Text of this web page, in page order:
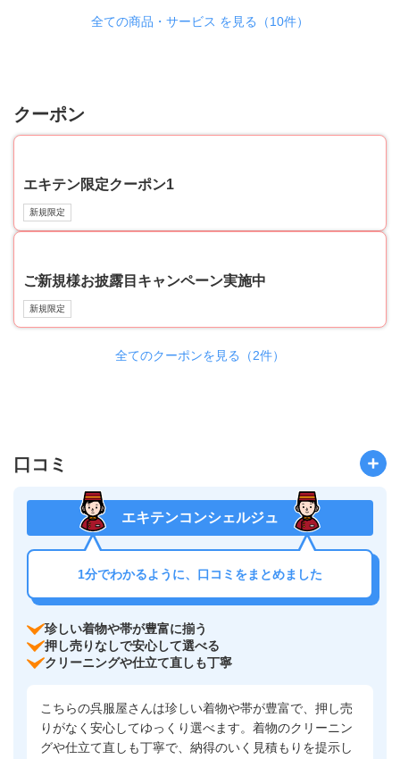
全ての商品・サービス を見る（10件）
クーポン
エキテン限定クーポン1
新規限定
ご新規様お披露目キャンペーン実施中
新規限定
全てのクーポンを見る（2件）
口コミ
エキテンコンシェルジュ
1分でわかるように、口コミをまとめました
珍しい着物や帯が豊富に揃う
押し売りなしで安心して選べる
クリーニングや仕立て直しも丁寧
こちらの呉服屋さんは珍しい着物や帯が豊富で、押し売
りがなく安心してゆっくり選べます。着物のクリーニン
グや仕立て直しも丁寧で、納得のいく見積もりを提示し